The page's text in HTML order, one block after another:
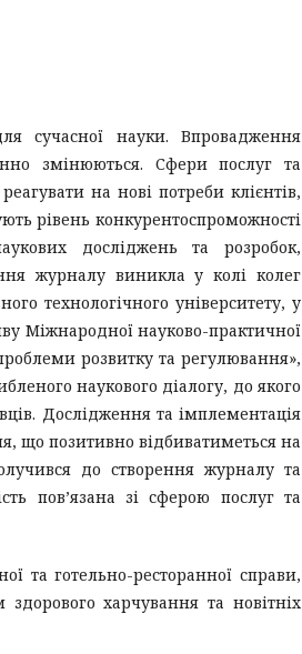
сучасної науки. Впровадження
змінюються. Сфери послуг та
на нові потреби клієнтів,
рівень конкурентоспроможності
досліджень та розробок,
журналу виникла у колі колег
технологічного університету, у
Міжнародної науково-практичної
розвитку та регулювання»,
наукового діалогу, до якого
Дослідження та імплементація
що позитивно відбиватиметься на
до створення журналу та
пов’язана зі сферою послуг та
та готельно-ресторанної справи,
харчування та новітніх